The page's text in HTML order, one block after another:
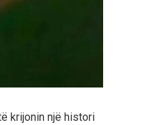
krijonin një histori